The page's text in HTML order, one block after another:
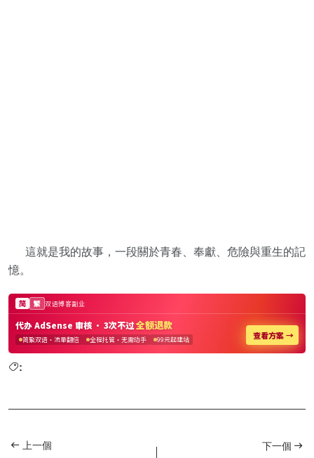
這就是我的故事，一段關於青春、奉獻、危險與重生的記
憶。
:
上一個 下一個